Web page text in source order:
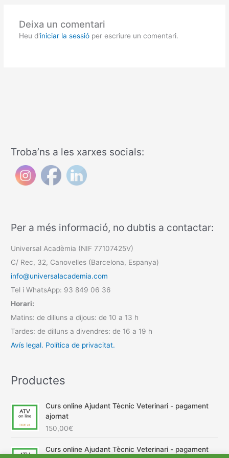
Deixa un comentari
Heu d'iniciar la sessióper escriure un comentari.
Troba’ns a les xarxes socials:
Per a més informació, no dubtis a contactar:
Universal Acadèmia (NIF 77107425V)
C/ Rec, 32, Canovelles (Barcelona, Espanya)
info@universalacademia.com
Tel i WhatsApp: 93 849 06 36
Horari:
Matins: de dilluns a dijous: de 10 a 13 h
Tardes: de dilluns a divendres: de 16 a 19 h
Avís legal. Política de privacitat.
Productes
Curs online Ajudant Tècnic Veterinari - pagament
ajornat
150,00€
Curs online Ajudant Tècnic Veterinari - pagament